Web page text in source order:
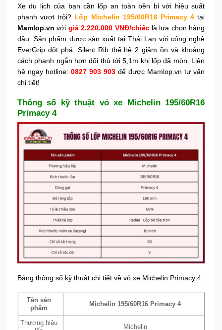
Xe du lịch của bạn cần lốp an toàn bền bỉ với hiệu suất
phanh vượt trội? Lốp Michelin 195/60R16 Primacy 4tại
Mamlop.vn với giá 2.220.000 VNĐ/chiếclà lựa chọn hàng
đầu. Sản phẩm được sản xuất tại Thái Lan với công nghệ
EverGrip đột phá, Silent Rib thế hệ 2 giảm ồn và khoảng
cách phanh ngắn hơn đối thủ tới 5,1m khi lốp đã mòn. Liên
hệ ngay hotline: 0827 903 903 để được Mamlop.vn tư vấn
chi tiết!
Thông số kỹ thuật vỏ xe Michelin 195/60R16
Primacy 4
Bảng thông số kỹ thuật chi tiết về vỏ xe Michelin Primacy 4:
Tên sản
phẩm
Michelin 195/60R16 Primacy 4
Thương hiệu
Michelin